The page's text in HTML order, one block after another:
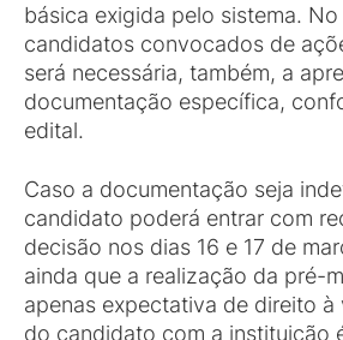
básica exigida pelo sistema.
candidatos convocados de
será necessária, também, a
documentação específica,
edital.
Caso a documentação seja
candidato poderá entrar com
decisão nos dias 16 e 17 de
ainda que a realização da pré-
apenas expectativa de direito à
do candidato com a instituição